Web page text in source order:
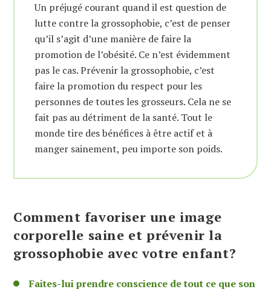
Un préjugé courant quand il est question de
lutte contre la grossophobie, c’est de penser
qu’il s’agit d’une manière de faire la
promotion de l’obésité. Ce n’est évidemment
pas le cas. Prévenir la grossophobie, c’est
faire la promotion du respect pour les
personnes de toutes les grosseurs. Cela ne se
fait pas au détriment de la santé. Tout le
monde tire des bénéfices à être actif et à
manger sainement, peu importe son poids.
Comment favoriser une image
corporelle saine et prévenir la
grossophobie avec votre enfant?
Faites-lui prendre conscience de tout ce que son